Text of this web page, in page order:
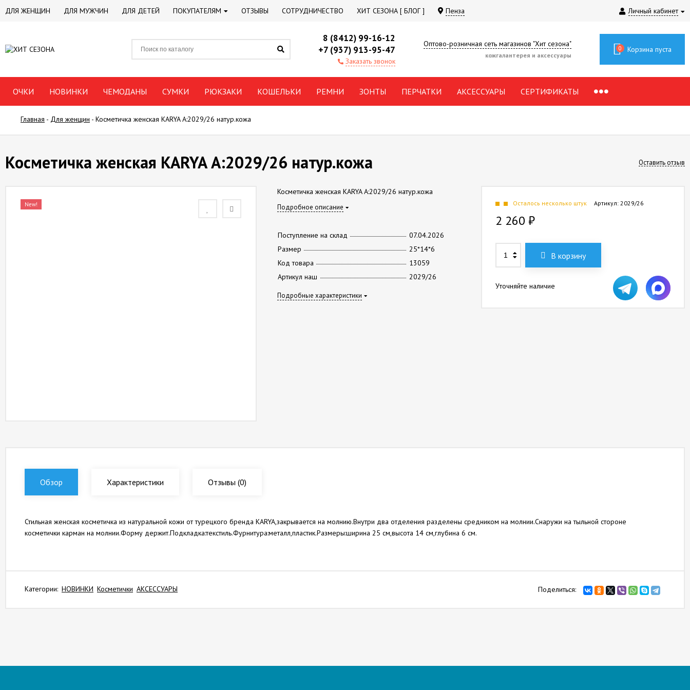
Личный кабинет
ДЛЯ ЖЕНЩИН ДЛЯ МУЖЧИН ДЛЯ ДЕТЕЙ ПОКУПАТЕЛЯМ ОТЗЫВЫ СОТРУДНИЧЕСТВО ХИТ СЕЗОНА [ БЛОГ ] Пенза
8 (8412) 99-16-12
+7 (937) 913-95-47
Заказать звонок
Оптово-розничная сеть магазинов "Хит сезона"
кожгалантерея и аксессуары
0 Корзина пуста
ОЧКИ НОВИНКИ ЧЕМОДАНЫ СУМКИ РЮКЗАКИ КОШЕЛЬКИ РЕМНИ ЗОНТЫ ПЕРЧАТКИ АКСЕССУАРЫ СЕРТИФИКАТЫ
Главная - Для женщин - Косметичка женская KARYA А:2029/26 натур.кожа
Косметичка женская KARYA А:2029/26 натур.кожа Оставить отзыв
New!
Косметичка женская KARYA А:2029/26 натур.кожа
Подробное описание
Поступление на склад
07.04.2026
Размер
25*14*6
Код товара
13059
Артикул наш
2029/26
Подробные характеристики
Артикул: 2029/26
Осталось несколько штук
2 260 ₽
В корзину
Уточняйте наличие
Обзор Характеристики Отзывы (0)
Стильная женская косметичка из натуральной кожи от турецкого бренда KARYA,закрывается на молнию.Внутри два отделения разделены средником на молнии.Снаружи на тыльной стороне
косметички карман на молнии.Форму держит.Подкладка:текстиль.Фурнитура:металл,пластик.Размеры:ширина 25 см,высота 14 см,глубина 6 см.
Поделиться:
Категории: НОВИНКИ Косметички АКСЕССУАРЫ